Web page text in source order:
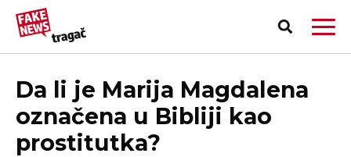
Da li je Marija Magdalena
označena u Bibliji kao
prostitutka?